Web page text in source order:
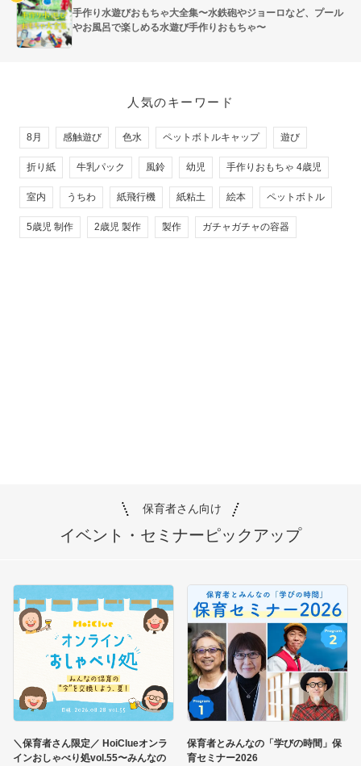
手作り水遊びおもちゃ大全集〜水鉄砲やジョーロなど、プール
やお風呂で楽しめる水遊び手作りおもちゃ〜
人気のキーワード
8月 感触遊び 色水 ペットボトルキャップ 遊び
折り紙 牛乳パック 風鈴 幼児 手作りおもちゃ 4歳児
室内 うちわ 紙飛行機 紙粘土 絵本 ペットボトル
5歳児 制作 2歳児 製作 製作 ガチャガチャの容器
保育者さん向け
イベント・セミナーピックアップ
＼保育者さん限定／ HoiClueオンラ
インおしゃべり処vol.55〜みんなの
保育者とみんなの「学びの時間」保
育セミナー2026